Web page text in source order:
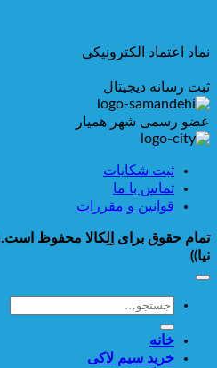
نماد اعتماد الکترونیکی
ثبت رسانه دیجیتال
عضو رسمی شهر همیار
ثبت شکایات
تماس با ما
قوانین و مقررات
تمام حقوق برای اِلِکالا محفوظ است.
نیا))
جستجو
برای:
خانه
خرید سیم لاکی